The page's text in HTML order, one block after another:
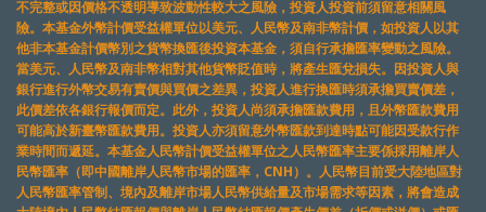
不完整或因價格不透明導致波動性較大之風險，投資人投資前須留意相關風
險。本基金外幣計價受益權單位以美元、人民幣及南非幣計價，如投資人以其
他非本基金計價幣別之貨幣換匯後投資本基金，須自行承擔匯率變動之風險。
當美元、人民幣及南非幣相對其他貨幣貶值時，將產生匯兌損失。因投資人與
銀行進行外幣交易有賣價與買價之差異，投資人進行換匯時須承擔買賣價差，
此價差依各銀行報價而定。此外，投資人尚須承擔匯款費用，且外幣匯款費用
可能高於新臺幣匯款費用。投資人亦須留意外幣匯款到達時點可能因受款行作
業時間而遞延。本基金人民幣計價受益權單位之人民幣匯率主要係採用離岸人
民幣匯率（即中國離岸人民幣市場的匯率，CNH）。人民幣目前受大陸地區對
人民幣匯率管制、境內及離岸市場人民幣供給量及市場需求等因素，將會造成